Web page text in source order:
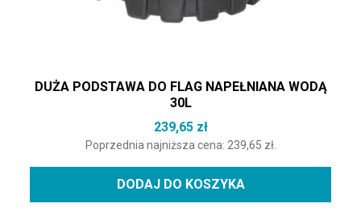
DUŻA PODSTAWA DO FLAG NAPEŁNIANA WODĄ
30L
239,65 zł
Poprzednia najniższa cena: 239,65 zł.
DODAJ DO KOSZYKA